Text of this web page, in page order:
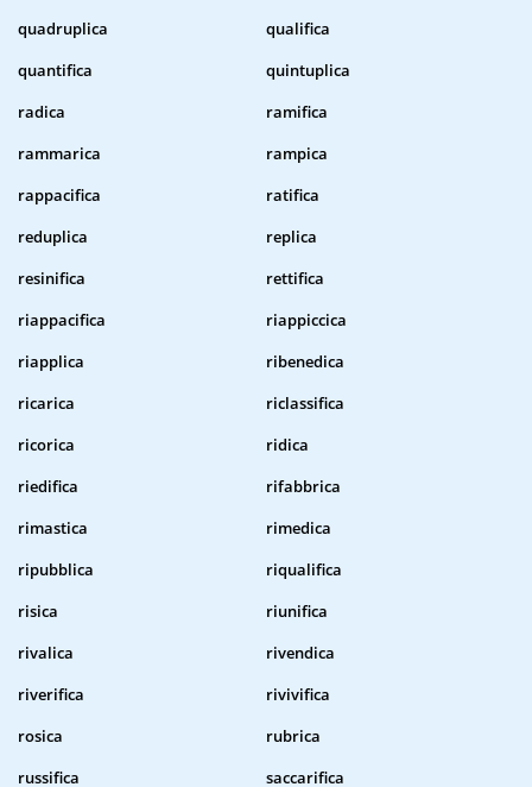
quadruplica
qualifica
quantifica
quintuplica
radica
ramifica
rammarica
rampica
rappacifica
ratifica
reduplica
replica
resinifica
rettifica
riappacifica
riappiccica
riapplica
ribenedica
ricarica
riclassifica
ricorica
ridica
riedifica
rifabbrica
rimastica
rimedica
ripubblica
riqualifica
risica
riunifica
rivalica
rivendica
riverifica
rivivifica
rosica
rubrica
russifica
saccarifica